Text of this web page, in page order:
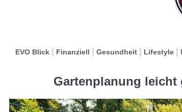
EVO Blick Finanziell Gesundheit Lifestyle
Gartenplanung leicht